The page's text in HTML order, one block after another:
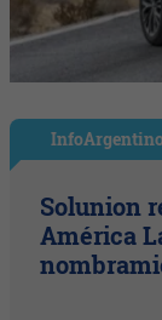
Solunion
América